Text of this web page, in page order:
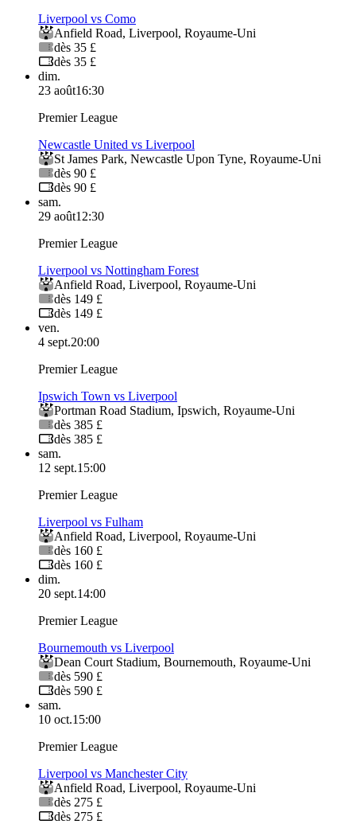
Liverpool vs Como
Anfield Road, Liverpool, Royaume-Uni
dès 35 £
dès 35 £
dim.
23 août16:30
Premier League
Newcastle United vs Liverpool
St James Park, Newcastle Upon Tyne, Royaume-Uni
dès 90 £
dès 90 £
sam.
29 août12:30
Premier League
Liverpool vs Nottingham Forest
Anfield Road, Liverpool, Royaume-Uni
dès 149 £
dès 149 £
ven.
4 sept.20:00
Premier League
Ipswich Town vs Liverpool
Portman Road Stadium, Ipswich, Royaume-Uni
dès 385 £
dès 385 £
sam.
12 sept.15:00
Premier League
Liverpool vs Fulham
Anfield Road, Liverpool, Royaume-Uni
dès 160 £
dès 160 £
dim.
20 sept.14:00
Premier League
Bournemouth vs Liverpool
Dean Court Stadium, Bournemouth, Royaume-Uni
dès 590 £
dès 590 £
sam.
10 oct.15:00
Premier League
Liverpool vs Manchester City
Anfield Road, Liverpool, Royaume-Uni
dès 275 £
dès 275 £